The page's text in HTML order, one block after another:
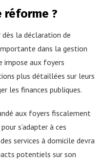
réforme ?
la déclaration de
dans la gestion
impose aux foyers
plus détaillées sur leurs
les finances publiques.
aux foyers fiscalement
s’adapter à ces
services à domicile devra
potentiels sur son